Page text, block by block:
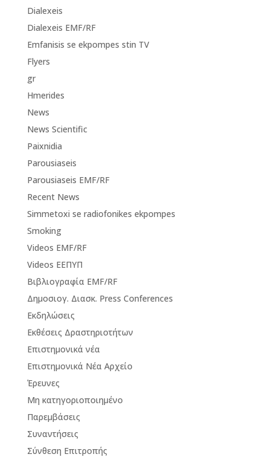
Dialexeis
Dialexeis EMF/RF
Emfanisis se ekpompes stin TV
Flyers
gr
Hmerides
News
News Scientific
Paixnidia
Parousiaseis
Parousiaseis EMF/RF
Recent News
Simmetoxi se radiofonikes ekpompes
Smoking
Videos EMF/RF
Videos ΕΕΠΥΠ
Βιβλιογραφία EMF/RF
Δημοσιογ. Διασκ. Press Conferences
Εκδηλώσεις
Εκθέσεις Δραστηριοτήτων
Επιστημονικά νέα
Επιστημονικά Νέα Αρχείο
Έρευνες
Μη κατηγοριοποιημένο
Παρεμβάσεις
Συναντήσεις
Σύνθεση Επιτροπής